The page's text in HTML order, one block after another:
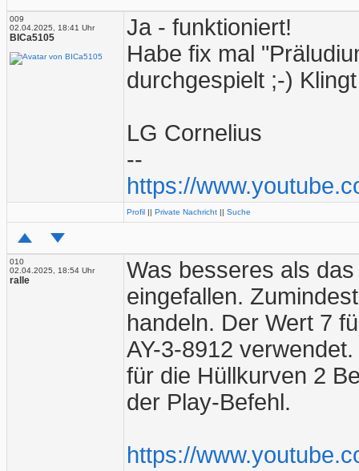
009
02.04.2025, 18:41 Uhr
BICa5105
Ja - funktioniert!
Habe fix mal
durchgespielt ;-)
LG Cornelius
--
https://
Profil || Private Nachricht || Suche
010
02.04.2025, 18:54 Uhr
ralle
Was besseres als
eingefallen.
handeln. Der Wert 7
AY-3-8912
für die Hüllkurven 2
der Play-Befehl.
https://